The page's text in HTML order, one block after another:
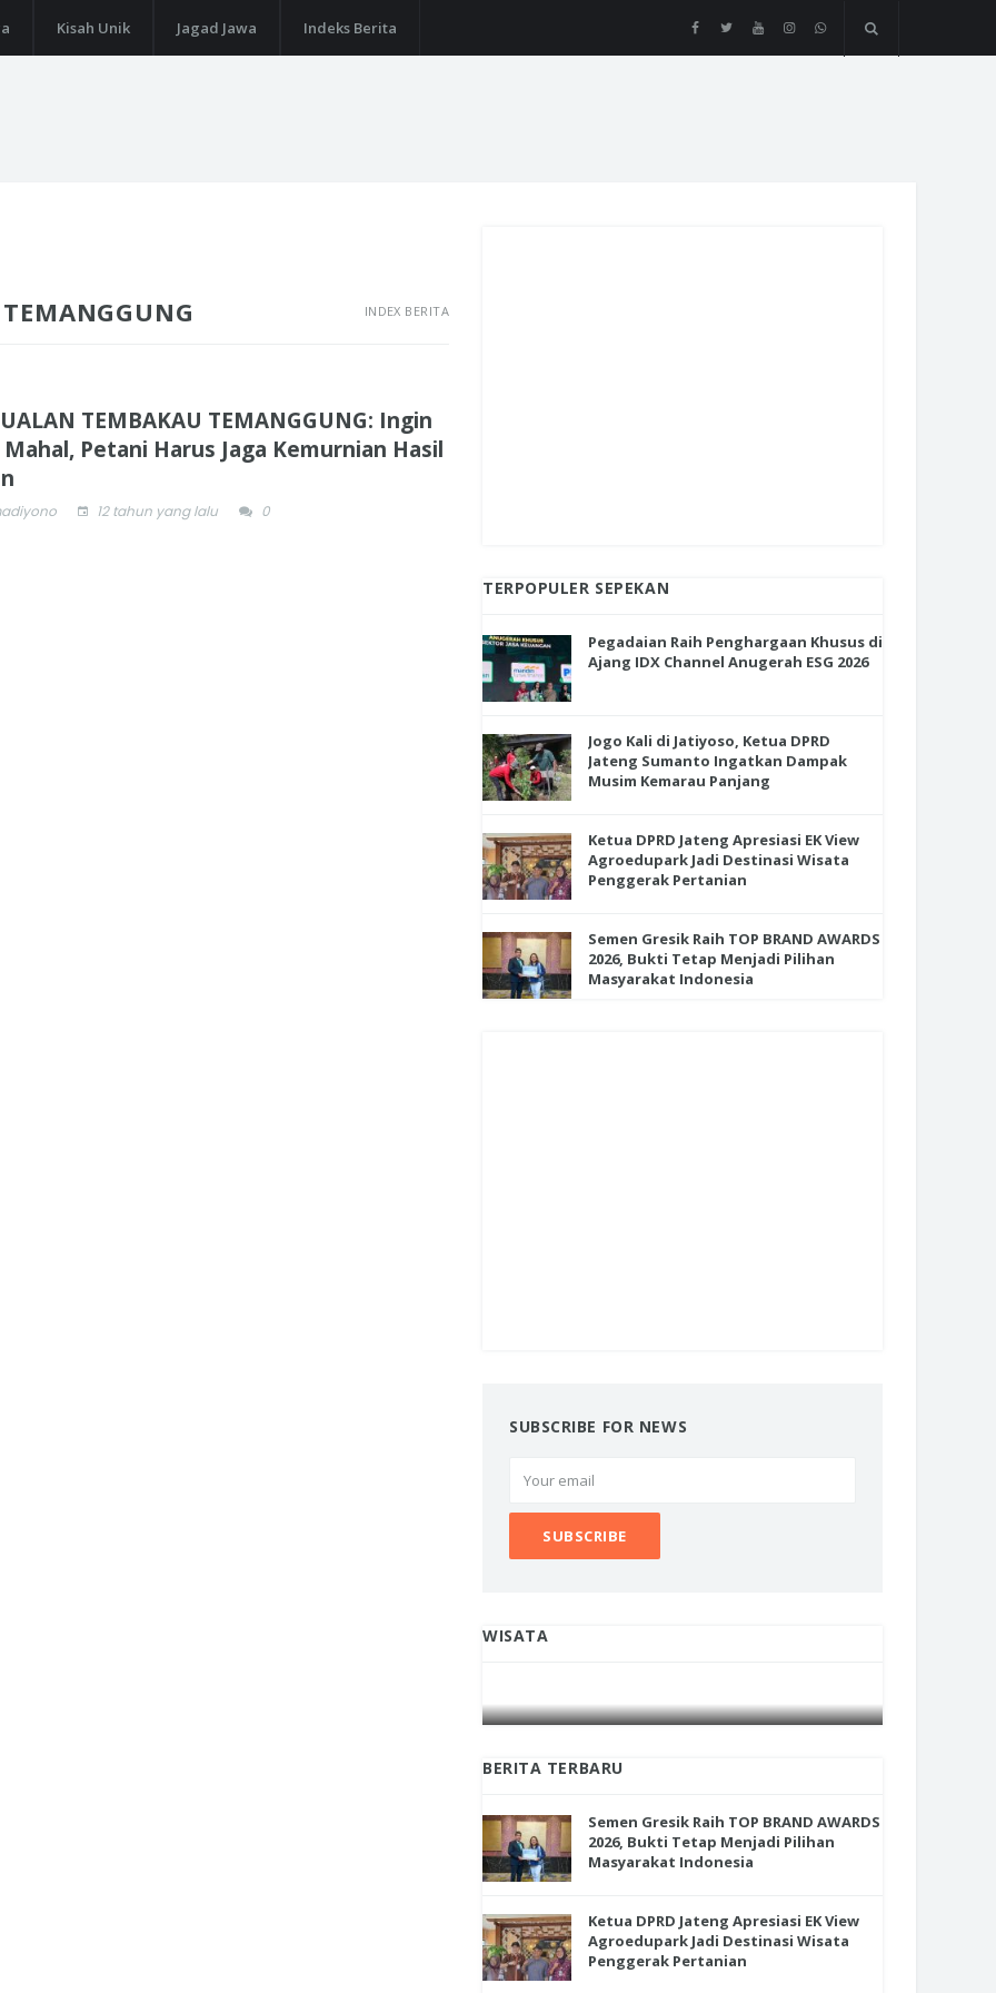
Kisah Unik Jagad Jawa Indeks Berita
INDEX BERITA
TEMBAKAU TEMANGGUNG: Ingin
Petani Harus Jaga Kemurnian Hasil
12 tahun yang lalu 0
TERPOPULER SEPEKAN
Pegadaian Raih Penghargaan Khusus di
Ajang IDX Channel Anugerah ESG 2026
Jogo Kali di Jatiyoso, Ketua DPRD
Jateng Sumanto Ingatkan Dampak
Musim Kemarau Panjang
Ketua DPRD Jateng Apresiasi EK View
Agroedupark Jadi Destinasi Wisata
Penggerak Pertanian
Semen Gresik Raih TOP BRAND AWARDS
2026, Bukti Tetap Menjadi Pilihan
Masyarakat Indonesia
SUBSCRIBE FOR NEWS
WISATA
BERITA TERBARU
Semen Gresik Raih TOP BRAND AWARDS
2026, Bukti Tetap Menjadi Pilihan
Masyarakat Indonesia
Ketua DPRD Jateng Apresiasi EK View
Agroedupark Jadi Destinasi Wisata
Penggerak Pertanian